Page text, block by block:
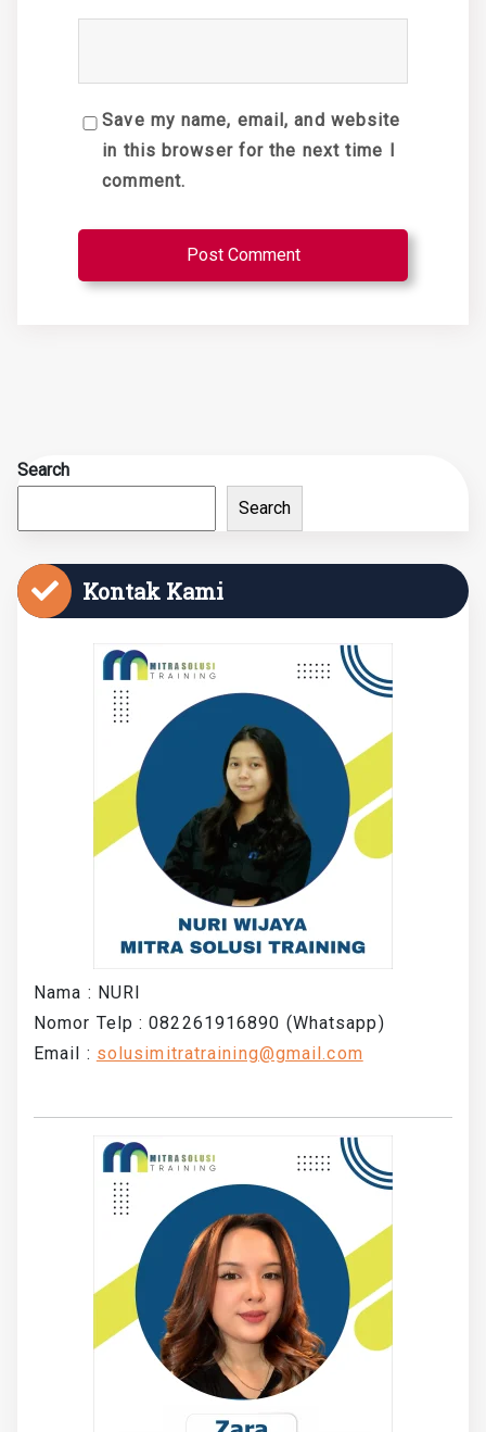
Save my name, email, and website
in this browser for the next time I
comment.
Search
Search
Kontak Kami
Nama : NURI
Nomor Telp : 082261916890 (Whatsapp)
Email : solusimitratraining@gmail.com